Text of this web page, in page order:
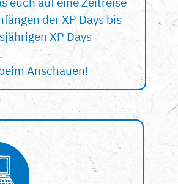
der XP Days bis
XP Days
Anschauen!